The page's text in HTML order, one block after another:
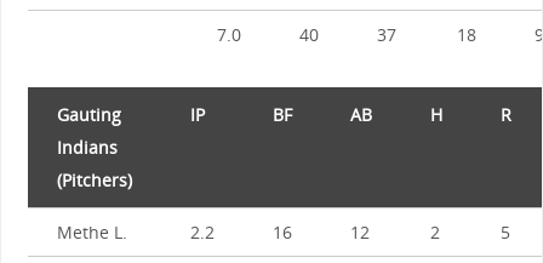
7.0 40 37 18 9
Gauting
Indians
(Pitchers)
IP BF AB H R
Methe L. 2.2 16 12 2 5